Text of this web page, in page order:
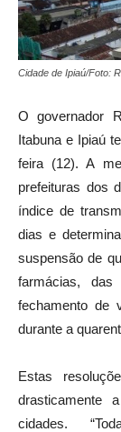
Cidade de Ipiaú/Foto:
O governador
Itabuna e Ipiaú
feira (12). A
prefeituras dos
índice de
dias e
suspensão de
farmácias,
fechamento de
durante a
Estas
drasticamente
cidades.